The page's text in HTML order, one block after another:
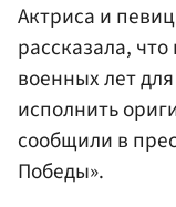
Актриса и
рассказала,
военных лет
исполнить
сообщили в
Победы».